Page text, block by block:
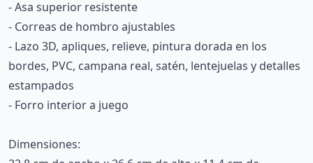
- Asa superior resistente
- Correas de hombro ajustables
- Lazo 3D, apliques, relieve, pintura dorada en los
bordes, PVC, campana real, satén, lentejuelas y detalles
estampados
- Forro interior a juego
Dimensiones: